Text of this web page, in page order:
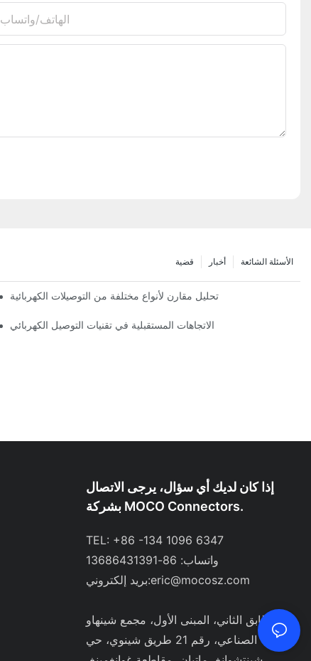
الهاتف/واتساب
الأسئلة الشائعة أخبار قضية
تحليل مقارن لأنواع مختلفة من التوصيلات الكهربائية
الاتجاهات المستقبلية في تقنيات التوصيل الكهربائي
إذا كان لديك أي سؤال، يرجى الاتصال
بشركة MOCO Connectors.
TEL: +86 -134 1096 6347
واتساب: 86-13686431391
بريد إلكتروني:eric@mocosz.com
الطابق الثاني، المبنى الأول، مجمع شينهاو
الصناعي، رقم 21 طريق شينوي، حي